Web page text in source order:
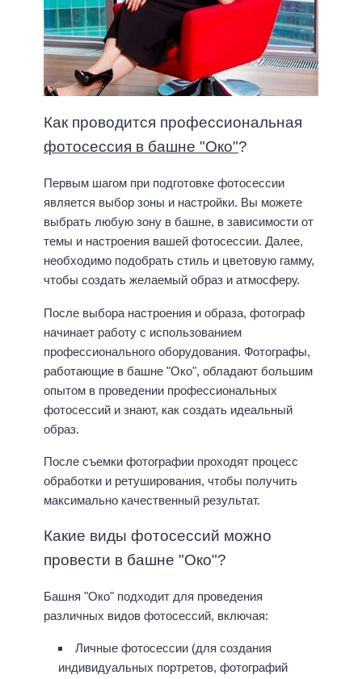
Как проводится профессиональная
фотосессия в башне "Око"?
Первым шагом при подготовке фотосессии
является выбор зоны и настройки. Вы можете
выбрать любую зону в башне, в зависимости от
темы и настроения вашей фотосессии. Далее,
необходимо подобрать стиль и цветовую гамму,
чтобы создать желаемый образ и атмосферу.
После выбора настроения и образа, фотограф
начинает работу с использованием
профессионального оборудования. Фотографы,
работающие в башне "Око", обладают большим
опытом в проведении профессиональных
фотосессий и знают, как создать идеальный
образ.
После съемки фотографии проходят процесс
обработки и ретуширования, чтобы получить
максимально качественный результат.
Какие виды фотосессий можно
провести в башне "Око"?
Башня "Око" подходит для проведения
различных видов фотосессий, включая:
Личные фотосессии (для создания
индивидуальных портретов, фотографий